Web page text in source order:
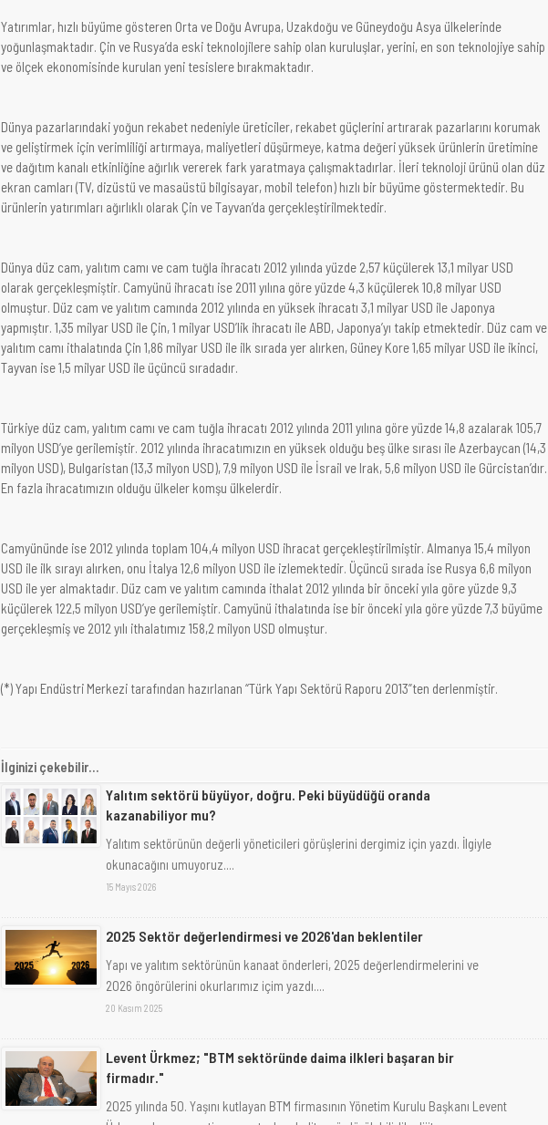
Yatırımlar, hızlı büyüme gösteren Orta ve Doğu Avrupa, Uzakdoğu ve Güneydoğu Asya ülkelerinde
yoğunlaşmaktadır. Çin ve Rusya’da eski teknolojilere sahip olan kuruluşlar, yerini, en son teknolojiye sahip
ve ölçek ekonomisinde kurulan yeni tesislere bırakmaktadır.
Dünya pazarlarındaki yoğun rekabet nedeniyle üreticiler, rekabet güçlerini artırarak pazarlarını korumak
ve geliştirmek için verimliliği artırmaya, maliyetleri düşürmeye, katma değeri yüksek ürünlerin üretimine
ve dağıtım kanalı etkinliğine ağırlık vererek fark yaratmaya çalışmaktadırlar. İleri teknoloji ürünü olan düz
ekran camları (TV, dizüstü ve masaüstü bilgisayar, mobil telefon) hızlı bir büyüme göstermektedir. Bu
ürünlerin yatırımları ağırlıklı olarak Çin ve Tayvan’da gerçekleştirilmektedir.
Dünya düz cam, yalıtım camı ve cam tuğla ihracatı 2012 yılında yüzde 2,57 küçülerek 13,1 milyar USD
olarak gerçekleşmiştir. Camyünü ihracatı ise 2011 yılına göre yüzde 4,3 küçülerek 10,8 milyar USD
olmuştur. Düz cam ve yalıtım camında 2012 yılında en yüksek ihracatı 3,1 milyar USD ile Japonya
yapmıştır. 1,35 milyar USD ile Çin, 1 milyar USD’lik ihracatı ile ABD, Japonya’yı takip etmektedir. Düz cam ve
yalıtım camı ithalatında Çin 1,86 milyar USD ile ilk sırada yer alırken, Güney Kore 1,65 milyar USD ile ikinci,
Tayvan ise 1,5 milyar USD ile üçüncü sıradadır.
Türkiye düz cam, yalıtım camı ve cam tuğla ihracatı 2012 yılında 2011 yılına göre yüzde 14,8 azalarak 105,7
milyon USD’ye gerilemiştir. 2012 yılında ihracatımızın en yüksek olduğu beş ülke sırası ile Azerbaycan (14,3
milyon USD), Bulgaristan (13,3 milyon USD), 7,9 milyon USD ile İsrail ve Irak, 5,6 milyon USD ile Gürcistan’dır.
En fazla ihracatımızın olduğu ülkeler komşu ülkelerdir.
Camyününde ise 2012 yılında toplam 104,4 milyon USD ihracat gerçekleştirilmiştir. Almanya 15,4 milyon
USD ile ilk sırayı alırken, onu İtalya 12,6 milyon USD ile izlemektedir. Üçüncü sırada ise Rusya 6,6 milyon
USD ile yer almaktadır. Düz cam ve yalıtım camında ithalat 2012 yılında bir önceki yıla göre yüzde 9,3
küçülerek 122,5 milyon USD’ye gerilemiştir. Camyünü ithalatında ise bir önceki yıla göre yüzde 7,3 büyüme
gerçekleşmiş ve 2012 yılı ithalatımız 158,2 milyon USD olmuştur.
(*) Yapı Endüstri Merkezi tarafından hazırlanan “Türk Yapı Sektörü Raporu 2013”ten derlenmiştir.
İlginizi çekebilir...
Yalıtım sektörü büyüyor, doğru. Peki büyüdüğü oranda
kazanabiliyor mu?
Yalıtım sektörünün değerli yöneticileri görüşlerini dergimiz için yazdı. İlgiyle
okunacağını umuyoruz....
15 Mayıs 2026
2025 Sektör değerlendirmesi ve 2026'dan beklentiler
Yapı ve yalıtım sektörünün kanaat önderleri, 2025 değerlendirmelerini ve
2026 öngörülerini okurlarımız içim yazdı....
20 Kasım 2025
Levent Ürkmez; "BTM sektöründe daima ilkleri başaran bir
firmadır."
2025 yılında 50. Yaşını kutlayan BTM firmasının Yönetim Kurulu Başkanı Levent